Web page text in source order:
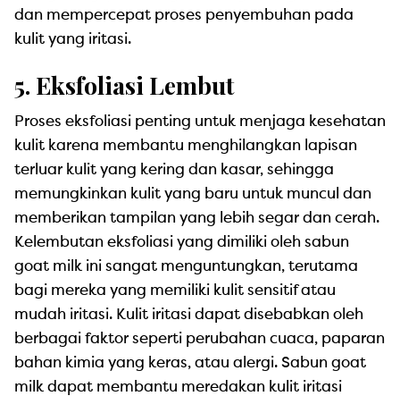
dan mempercepat proses penyembuhan pada
kulit yang iritasi.
5. Eksfoliasi Lembut
Proses eksfoliasi penting untuk menjaga kesehatan
kulit karena membantu menghilangkan lapisan
terluar kulit yang kering dan kasar, sehingga
memungkinkan kulit yang baru untuk muncul dan
memberikan tampilan yang lebih segar dan cerah.
Kelembutan eksfoliasi yang dimiliki oleh sabun
goat milk ini sangat menguntungkan, terutama
bagi mereka yang memiliki kulit sensitif atau
mudah iritasi. Kulit iritasi dapat disebabkan oleh
berbagai faktor seperti perubahan cuaca, paparan
bahan kimia yang keras, atau alergi. Sabun goat
milk dapat membantu meredakan kulit iritasi